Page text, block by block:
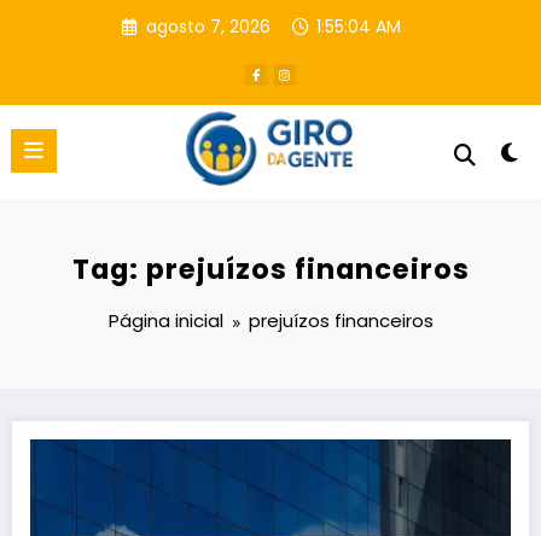
agosto 7, 2026 1:55:05 AM
Tag: prejuízos financeiros
Página inicial prejuízos financeiros